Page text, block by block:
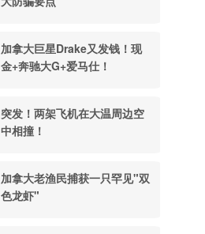
加拿大巨星Drake又发钱！现
金+奔驰大G+爱马仕！
突发！两架飞机在大温周边空
中相撞！
加拿大老渔民捕获一只罕见"双
色龙虾"